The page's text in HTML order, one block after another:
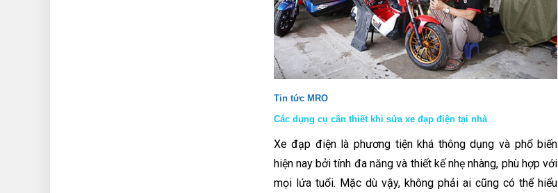
Tin tức MRO
Các dụng cụ cần thiết khi sửa xe đạp điện tại nhà
Xe đạp điện là phương tiện khá thông dụng và phổ biến
hiện nay bởi tính đa năng và thiết kế nhẹ nhàng, phù hợp với
mọi lứa tuổi. Mặc dù vậy, không phải ai cũng có thể hiểu